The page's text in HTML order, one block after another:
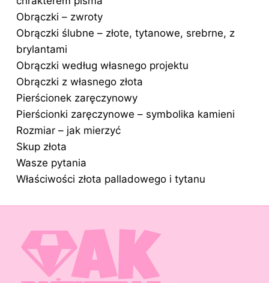
Obrączki – zwroty
Obrączki ślubne – złote, tytanowe, srebrne, z
brylantami
Obrączki według własnego projektu
Obrączki z własnego złota
Pierścionek zaręczynowy
Pierścionki zaręczynowe – symbolika kamieni
Rozmiar – jak mierzyć
Skup złota
Wasze pytania
Właściwości złota palladowego i tytanu